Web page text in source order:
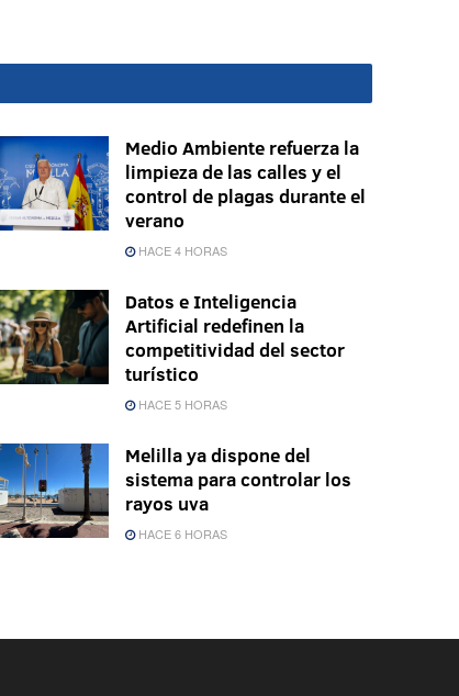
Medio Ambiente refuerza la
limpieza de las calles y el
control de plagas durante el
verano
HACE 4 HORAS
Datos e Inteligencia
Artificial redefinen la
competitividad del sector
turístico
HACE 5 HORAS
Melilla ya dispone del
sistema para controlar los
rayos uva
HACE 6 HORAS